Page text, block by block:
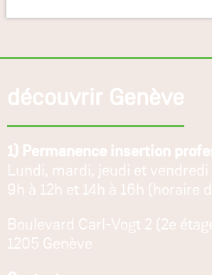
découvrir Genève
1) Permanence insertion
Lundi, mardi, jeudi et vendredi
9h à 12h et 14h à 16h (horaire
Boulevard Carl-Vogt 2 (2e
1205 Genève